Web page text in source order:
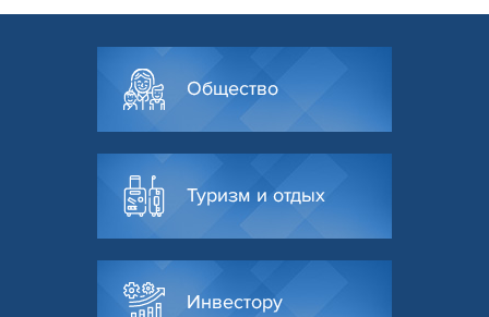
Общество
Туризм и отдых
Инвестору